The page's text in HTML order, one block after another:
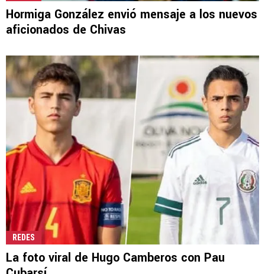
Hormiga González envió mensaje a los nuevos
aficionados de Chivas
REDES
La foto viral de Hugo Camberos con Pau